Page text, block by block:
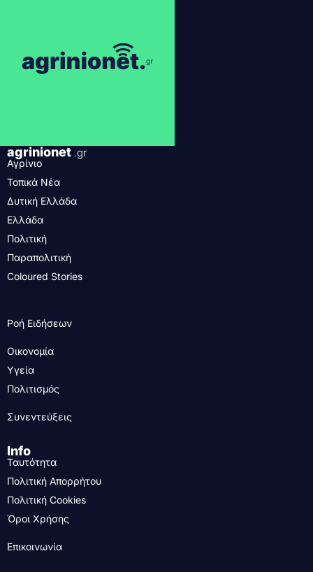
agrinionet .gr
Αγρίνιο
Τοπικά Νέα
Δυτική Ελλάδα
Ελλάδα
Πολιτική
Παραπολιτική
Coloured Stories
Ροή Ειδήσεων
Οικονομία
Υγεία
Πολιτισμός
Συνεντεύξεις
Info
Ταυτότητα
Πολιτική Απορρήτου
Πολιτική Cookies
Όροι Χρήσης
Επικοινωνία